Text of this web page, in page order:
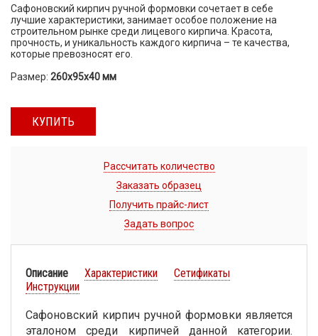
Сафоновский кирпич ручной формовки сочетает в себе
лучшие характеристики, занимает особое положение на
строительном рынке среди лицевого кирпича. Красота,
прочность, и уникальность каждого кирпича – те качества,
которые превозносят его.
Размер: 260х95х40 мм
КУПИТЬ
Рассчитать количество
Заказать образец
Получить прайс-лист
Задать вопрос
Описание Характеристики
Сетификаты
Инструкции
Сафоновский кирпич ручной формовки является
эталоном среди кирпичей данной категории.